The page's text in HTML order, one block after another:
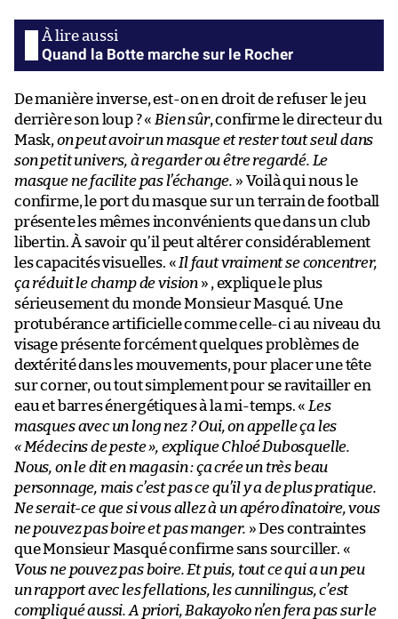
Quand la Botte marche sur le Rocher
De manière inverse, est-on en droit de refuser le jeu
derrière son loup ? « Bien sûr, confirme le directeur du
Mask, on peut avoir un masque et rester tout seul dans
son petit univers, à regarder ou être regardé. Le
masque ne facilite pas l’échange. » Voilà qui nous le
confirme, le port du masque sur un terrain de football
présente les mêmes inconvénients que dans un club
libertin. À savoir qu’il peut altérer considérablement
les capacités visuelles. « Il faut vraiment se concentrer,
ça réduit le champ de vision» , explique le plus
sérieusement du monde Monsieur Masqué. Une
protubérance artificielle comme celle-ci au niveau du
visage présente forcément quelques problèmes de
dextérité dans les mouvements, pour placer une tête
sur corner, ou tout simplement pour se ravitailler en
eau et barres énergétiques à la mi-temps. « Les
masques avec un long nez ? Oui, on appelle ça les
« Médecins de peste », explique Chloé Dubosquelle.
Nous, on le dit en magasin : ça crée un très beau
personnage, mais c’est pas ce qu’il y a de plus pratique.
Ne serait-ce que si vous allez à un apéro dînatoire, vous
ne pouvez pas boire et pas manger. » Des contraintes
que Monsieur Masqué confirme sans sourciller. «
Vous ne pouvez pas boire. Et puis, tout ce qui a un peu
un rapport avec les fellations, les cunnilingus, c’est
compliqué aussi. A priori, Bakayoko n’en fera pas sur le